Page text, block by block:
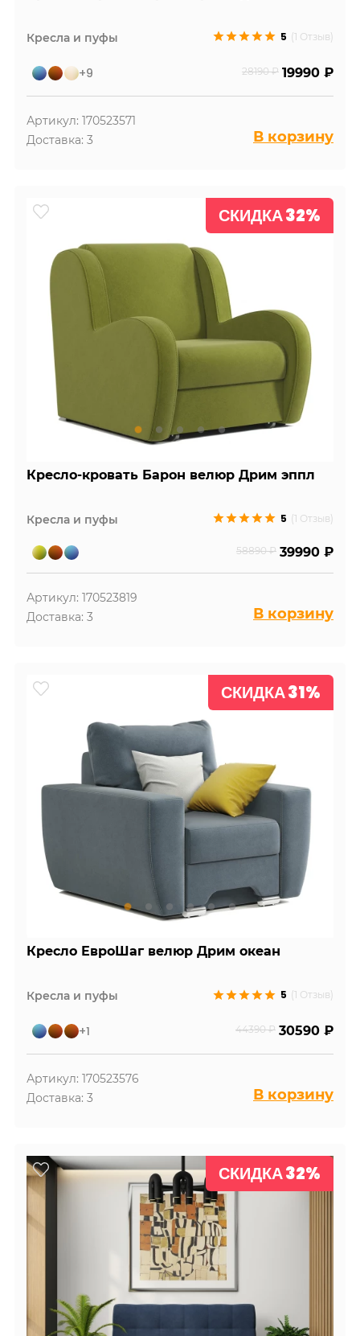
Кресла и пуфы 5 (1 Отзыв)
+9 28190 ₽ 19990 ₽
Артикул: 170523571
Доставка: 3
В корзину
СКИДКА 32%
Кресло-кровать Барон велюр Дрим эппл
Кресла и пуфы 5 (1 Отзыв)
58890 ₽ 39990 ₽
Артикул: 170523819
Доставка: 3
В корзину
СКИДКА 31%
Кресло ЕвроШаг велюр Дрим океан
Кресла и пуфы 5 (1 Отзыв)
+1 44390 ₽ 30590 ₽
Артикул: 170523576
Доставка: 3
В корзину
СКИДКА 32%